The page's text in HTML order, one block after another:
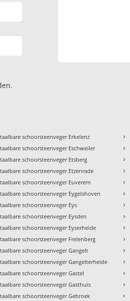
schoorsteenveger Erkelenz
schoorsteenveger Eschweiler
schoorsteenveger Etsberg
schoorsteenveger Etzenrade
schoorsteenveger Euverem
schoorsteenveger Eygelshoven
schoorsteenveger Eys
schoorsteenveger Eysden
schoorsteenveger Eyserheide
schoorsteenveger Frelenberg
schoorsteenveger Gangelt
schoorsteenveger Gangelterheide
schoorsteenveger Gastel
schoorsteenveger Gasthuis
schoorsteenveger Gebroek
›
›
›
›
›
›
›
›
›
›
›
›
›
›
›